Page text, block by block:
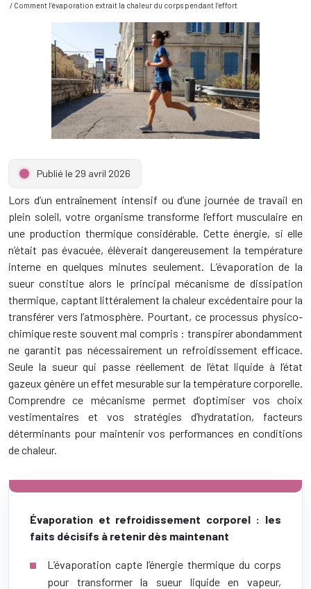
/ Comment l’évaporation extrait la chaleur du corps pendant l’effort
Publié le 29 avril 2026
Lors d’un entraînement intensif ou d’une journée de travail en
plein soleil, votre organisme transforme l’effort musculaire en
une production thermique considérable. Cette énergie, si elle
n’était pas évacuée, élèverait dangereusement la température
interne en quelques minutes seulement. L’évaporation de la
sueur constitue alors le principal mécanisme de dissipation
thermique, captant littéralement la chaleur excédentaire pour la
transférer vers l’atmosphère. Pourtant, ce processus physico-
chimique reste souvent mal compris : transpirer abondamment
ne garantit pas nécessairement un refroidissement efficace.
Seule la sueur qui passe réellement de l’état liquide à l’état
gazeux génère un effet mesurable sur la température corporelle.
Comprendre ce mécanisme permet d’optimiser vos choix
vestimentaires et vos stratégies d’hydratation, facteurs
déterminants pour maintenir vos performances en conditions
de chaleur.
Évaporation et refroidissement corporel : les
faits décisifs à retenir dès maintenant
L’évaporation capte l’énergie thermique du corps
pour transformer la sueur liquide en vapeur,